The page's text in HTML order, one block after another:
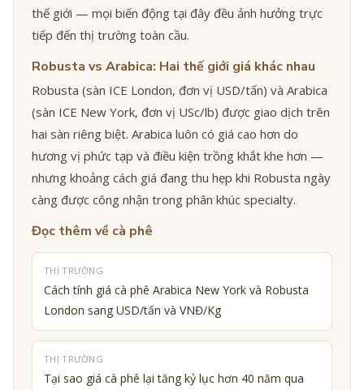
thế giới — mọi biến động tại đây đều ảnh hưởng trực
tiếp đến thị trường toàn cầu.
Robusta vs Arabica: Hai thế giới giá khác nhau
Robusta (sàn ICE London, đơn vị USD/tấn) và Arabica
(sàn ICE New York, đơn vị USc/lb) được giao dịch trên
hai sàn riêng biệt. Arabica luôn có giá cao hơn do
hương vị phức tạp và điều kiện trồng khắt khe hơn —
nhưng khoảng cách giá đang thu hẹp khi Robusta ngày
càng được công nhận trong phân khúc specialty.
Đọc thêm về cà phê
THỊ TRƯỜNG
Cách tính giá cà phê Arabica New York và Robusta
London sang USD/tấn và VNĐ/Kg
THỊ TRƯỜNG
Tại sao giá cà phê lại tăng kỷ lục hơn 40 năm qua